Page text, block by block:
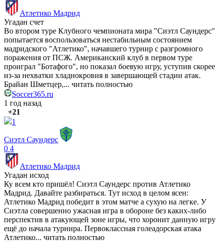
Атлетико Мадрид
Угадан счет
Во втором туре Клубного чемпионата мира "Сиэтл Саундерс"
попытается воспользоваться нестабильным состоянием
мадридского "Атлетико", начавшего турнир с разгромного
поражения от ПСЖ. Американский клуб в первом туре
проиграл "Ботафого", но показал боевую игру, уступив скорее
из-за нехватки хладнокровия в завершающей стадии атак.
Брайан Шметцер,... читать полностью
Soccer365.ru
1 год назад
+21
1
Сиэтл Саундерс
0 4
Атлетико Мадрид
Угадан исход
Ку всем кто пришёл! Сиэтл Саундерс против Атлетико
Мадрид. Давайте разбираться. Тут исход в целом ясен:
Атлетико Мадрид победит в этом матче а сухую на легке. У
Сиэтла совершенно ужасная игра в обороне без каких-либо
перспектив в атакующей зоне игры, что хоронит данную игру
ещё до начала турнира. Первоклассная голеадорская атака
Атлетико... читать полностью